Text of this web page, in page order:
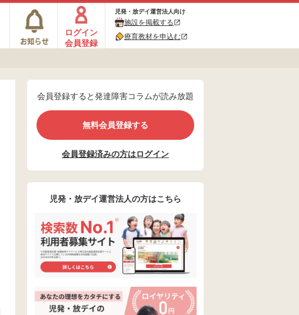
ログイン
会員登録
児発・放デイ運営法人向け
施設を掲載する
療育教材を申込む
会員登録すると発達障害コラムが読み放題
無料会員登録する
会員登録済みの方はログイン
児発・放デイ運営法人の方はこちら